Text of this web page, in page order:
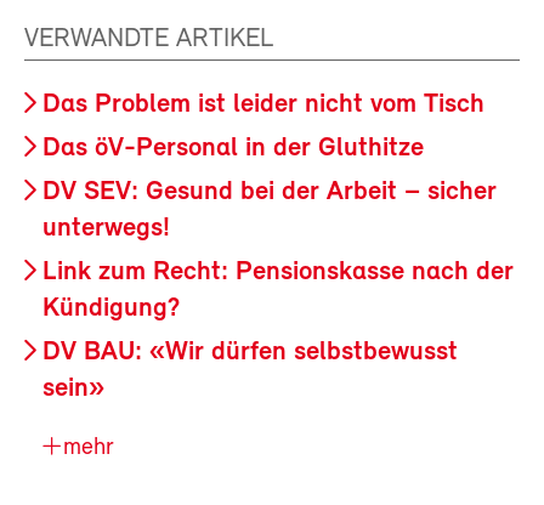
VERWANDTE ARTIKEL
Das Problem ist leider nicht vom Tisch
Das öV-Personal in der Gluthitze
DV SEV: Gesund bei der Arbeit – sicher
unterwegs!
Link zum Recht: Pensionskasse nach der
Kündigung?
DV BAU: «Wir dürfen selbstbewusst
sein»
mehr